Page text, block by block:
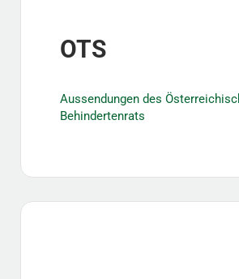
OTS
Aussendungen des
Behindertenrats